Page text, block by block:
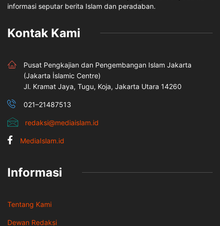
informasi seputar berita Islam dan peradaban.
Kontak Kami
Pusat Pengkajian dan Pengembangan Islam Jakarta
(Jakarta İslamic Centre)
Jl. Kramat Jaya, Tugu, Koja, Jakarta Utara 14260
021–21487513
redaksi@mediaislam.id
MediaIslam.id
Informasi
Tentang Kami
Dewan Redaksi